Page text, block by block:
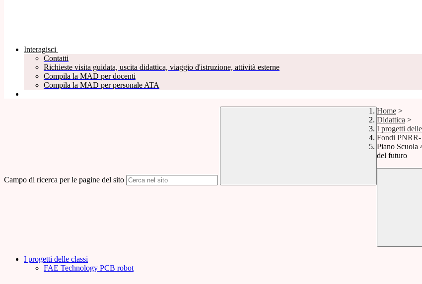
Interagisci
Contatti
Richieste visita guidata, uscita didattica, viaggio d'istruzione, attività esterne
Compila la MAD per docenti
Compila la MAD per personale ATA
Campo di ricerca per le pagine del sito
Home >
Didattica >
I progetti
Fondi PNRR-
Piano Scuola
del futuro
I progetti delle classi
FAE Technology PCB robot